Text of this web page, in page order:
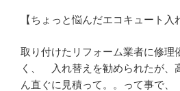
【ちょっと悩んだエコキュート入
取り付けたリフォーム業者に修理
く、 入れ替えを勧められたが
ん直ぐに見積って。。って事で、